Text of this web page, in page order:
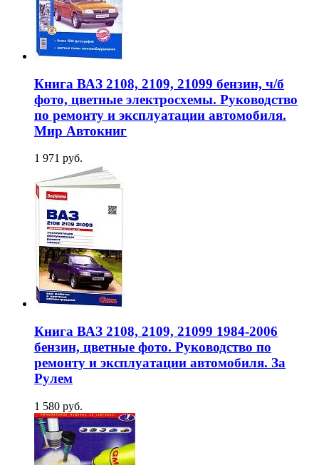
Книга ВАЗ 2108, 2109, 21099 бензин, ч/б
фото, цветные электросхемы. Руководство
по ремонту и эксплуатации автомобиля.
Мир Автокниг
1 971 руб.
Книга ВАЗ 2108, 2109, 21099 1984-2006
бензин, цветные фото. Руководство по
ремонту и эксплуатации автомобиля. За
Рулем
1 580 руб.